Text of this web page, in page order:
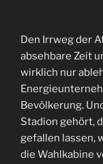
Den Irrweg der
absehbare Zeit
wirklich nur
Bevölkerung.
Stadion gehört,
gefallen lassen,
die Wahlkabine